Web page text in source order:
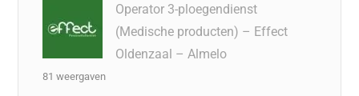
Operator 3-ploegendienst
(Medische producten) – Effect
Oldenzaal – Almelo
81 weergaven